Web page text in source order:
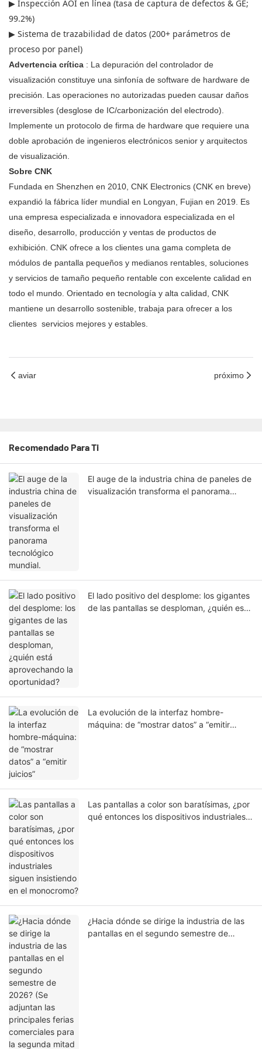
▶ Inspección AOI en línea (tasa de captura de defectos & GE;
99.2%)
▶ Sistema de trazabilidad de datos (200+ parámetros de
proceso por panel)
Advertencia crítica : La depuración del controlador de
visualización constituye una sinfonía de software de hardware de
precisión. Las operaciones no autorizadas pueden causar daños
irreversibles (desglose de IC/carbonización del electrodo).
Implemente un protocolo de firma de hardware que requiere una
doble aprobación de ingenieros electrónicos senior y arquitectos
de visualización.
Sobre CNK
Fundada en Shenzhen en 2010, CNK Electronics (CNK en breve)
expandió la fábrica líder mundial en Longyan, Fujian en 2019. Es
una empresa especializada e innovadora especializada en el
diseño, desarrollo, producción y ventas de productos de
exhibición. CNK ofrece a los clientes una gama completa de
módulos de pantalla pequeños y medianos rentables, soluciones
y servicios de tamaño pequeño rentable con excelente calidad en
todo el mundo. Orientado en tecnología y alta calidad, CNK
mantiene un desarrollo sostenible, trabaja para ofrecer a los
clientes servicios mejores y estables.
aviar próximo
Recomendado Para Ti
El auge de la industria china de paneles de
visualización transforma el panorama
El lado positivo del desplome: los gigantes
de las pantallas se desploman, ¿quién está
La evolución de la interfaz hombre-
máquina: de “mostrar datos” a “emitir
Las pantallas a color son baratísimas, ¿por
qué entonces los dispositivos industriales
¿Hacia dónde se dirige la industria de las
pantallas en el segundo semestre de